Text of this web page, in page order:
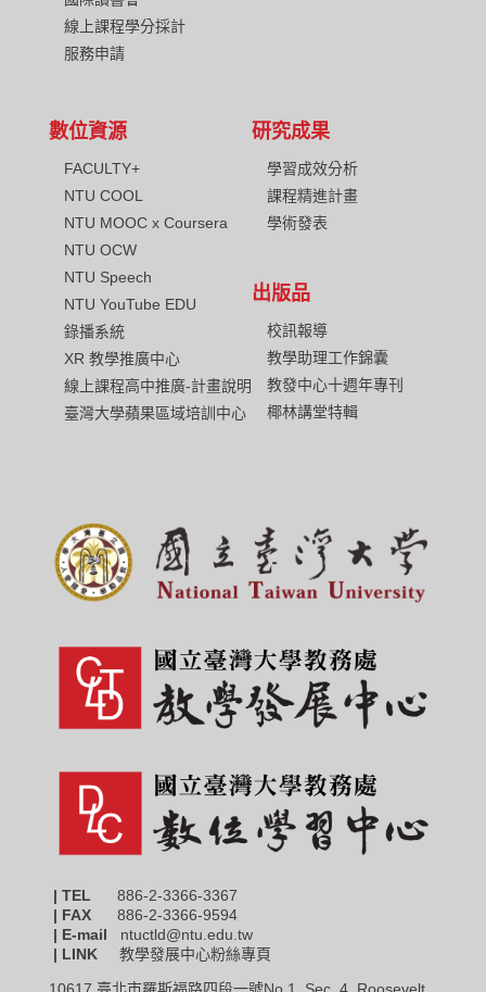
線上課程學分採計
服務申請
數位資源
FACULTY+
NTU COOL
NTU MOOC x Coursera
NTU OCW
NTU Speech
NTU YouTube EDU
錄播系統
XR 教學推廣中心
線上課程高中推廣-計畫說明
臺灣大學蘋果區域培訓中心
研究成果
學習成效分析
課程精進計畫
學術發表
出版品
校訊報導
教學助理工作錦囊
教發中心十週年專刊
椰林講堂特輯
| TEL 886-2-3366-3367
| FAX
886-2-3366-9594
| E-mail ntuctld@ntu.edu.tw
| LINK 教學發展中心粉絲專頁
10617 臺北市羅斯福路四段一號No.1, Sec. 4, Roosevelt